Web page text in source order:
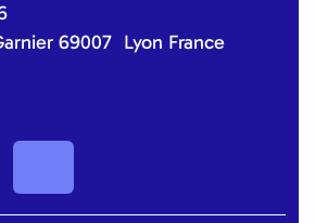
69007 Lyon France